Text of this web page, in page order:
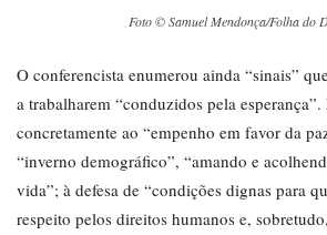
Foto © Samuel Mendonça/Folha do
O conferencista enumerou ainda “sinais”
a trabalharem “conduzidos pela esperança”.
concretamente ao “empenho em favor da
“inverno demográfico”, “amando e
vida”; à defesa de “condições dignas para
respeito pelos direitos humanos e,